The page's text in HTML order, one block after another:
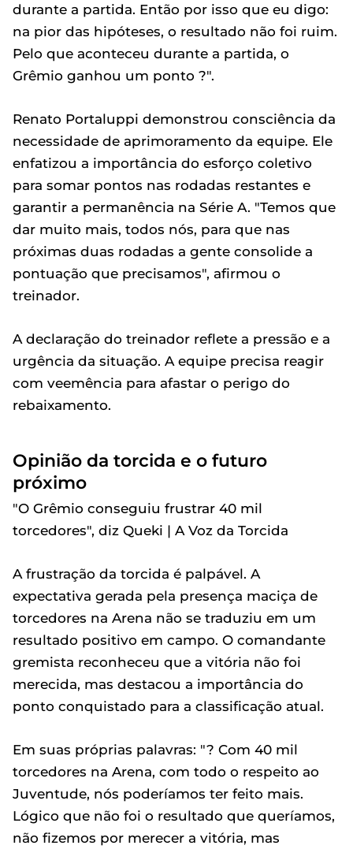
durante a partida. Então por isso que eu digo:
na pior das hipóteses, o resultado não foi ruim.
Pelo que aconteceu durante a partida, o
Grêmio ganhou um ponto ?".
Renato Portaluppi demonstrou consciência da
necessidade de aprimoramento da equipe. Ele
enfatizou a importância do esforço coletivo
para somar pontos nas rodadas restantes e
garantir a permanência na Série A. "Temos que
dar muito mais, todos nós, para que nas
próximas duas rodadas a gente consolide a
pontuação que precisamos", afirmou o
treinador.
A declaração do treinador reflete a pressão e a
urgência da situação. A equipe precisa reagir
com veemência para afastar o perigo do
rebaixamento.
Opinião da torcida e o futuro
próximo
"O Grêmio conseguiu frustrar 40 mil
torcedores", diz Queki | A Voz da Torcida
A frustração da torcida é palpável. A
expectativa gerada pela presença maciça de
torcedores na Arena não se traduziu em um
resultado positivo em campo. O comandante
gremista reconheceu que a vitória não foi
merecida, mas destacou a importância do
ponto conquistado para a classificação atual.
Em suas próprias palavras: "? Com 40 mil
torcedores na Arena, com todo o respeito ao
Juventude, nós poderíamos ter feito mais.
Lógico que não foi o resultado que queríamos,
não fizemos por merecer a vitória, mas